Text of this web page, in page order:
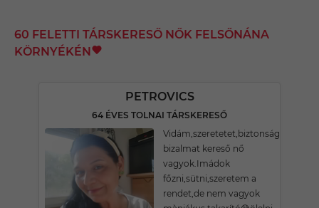
60 FELETTI TÁRSKERESŐ NŐK FELSŐNÁNA
KÖRNYÉKÉN
PETROVICS
64 ÉVES TOLNAI TÁRSKERESŐ
bizalmat kereső nő
vagyok.Imádok
főzni,sütni,szeretem a
rendet,de nem vagyok